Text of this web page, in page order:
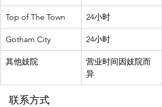
Top of The Town 24小时
Gotham City 24小时
其他妓院
营业时间因妓院而
异
联系方式